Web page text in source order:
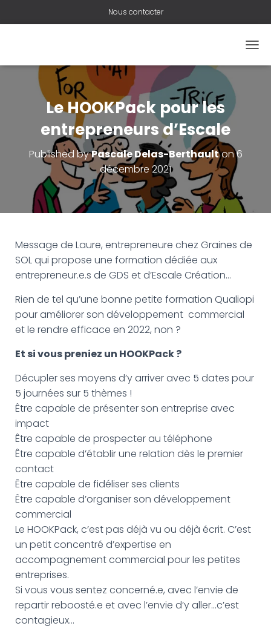
Nous contacter
U
A
T
Le HOOKPack pour les
entrepreneurs d’Escale
Published byPascale Delas-Berthaulton6
décembre 2021
Message de Laure, entrepreneure chez Graines de
SOL qui propose une formation dédiée aux
entrepreneur.e.s de GDS et d’Escale Création…
Rien de tel qu’une bonne petite formation Qualiopi
pour améliorer son développement commercial
et le rendre efficace en 2022, non ?
Et si vous preniez un HOOKPack ?
Décupler ses moyens d’y arriver avec 5 dates pour
5 journées sur 5 thèmes !
Être capable de présenter son entreprise avec
impact
Être capable de prospecter au téléphone
Être capable d’établir une relation dès le premier
contact
Être capable de fidéliser ses clients
Être capable d’organiser son développement
commercial
Le HOOKPack, c’est pas déjà vu ou déjà écrit. C’est
un petit concentré d’expertise en
accompagnement commercial pour les petites
entreprises.
Si vous vous sentez concerné.e, avec l’envie de
repartir reboosté.e et avec l’envie d’y aller…c’est
contagieux…